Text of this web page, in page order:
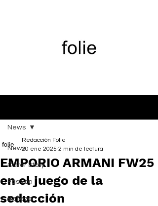
News
Cover Story
Fashion
Belleza
News
EMPORIO ARMANI FW25
en el juego de la
seducción
Redacción Folie
20 ene 2025 2 min de lectura